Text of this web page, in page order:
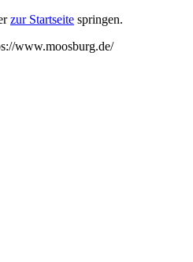
zur Startseite springen.
www.moosburg.de/